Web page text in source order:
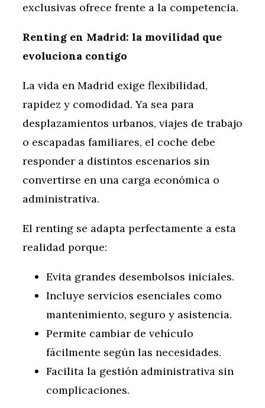
exclusivas ofrece frente a la competencia.
Renting en Madrid: la movilidad que
evoluciona contigo
La vida en Madrid exige flexibilidad,
rapidez y comodidad. Ya sea para
desplazamientos urbanos, viajes de trabajo
o escapadas familiares, el coche debe
responder a distintos escenarios sin
convertirse en una carga económica o
administrativa.
El renting se adapta perfectamente a esta
realidad porque:
Evita grandes desembolsos iniciales.
Incluye servicios esenciales como
mantenimiento, seguro y asistencia.
Permite cambiar de vehículo
fácilmente según las necesidades.
Facilita la gestión administrativa sin
complicaciones.